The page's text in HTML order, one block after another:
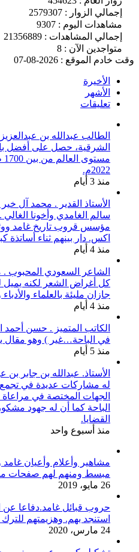
إجمالي الزوار : 2579307
مشاهدات اليوم : 9307
إجمالي المشاهدات : 21356889
متواجدين الآن : 8
وقت خادم الموقع : 2026-08-07
الأخيرة
الأشهر
تعليقات
الطالب عبدالله بن
الشرقية، حصل على
2022م.
منذ 3 أيام
الأستاذ القدير . محمد آل
سالم الغامدي وأخونا
مؤسس قروب تاريخ غامد
اكس. دار بينهم ثناء أساتذة
منذ 4 أيام
الشاعر السعودي المحبوب
كل أغراض الشعر لكنه يميل
جازان مليئة بالعلماء
منذ 4 أيام
الكاتب المتميز . حسن أحمد
في الباحة…غير ) وهو مقال
منذ 5 أيام
الأستاذ. عبدالله بن جابر
له مشاركات عديدة في تجمع
الجهات المختصة في مراعاة
الباحة كما أن له جهود
القضايا.
منذ أسبوع واحد
مشاهير وأعلام وأعيان
مبسط ومنهم لهم صفحات
26 مايو، 2019
حروب قبائل غامد.دفاعا
استنجد بهم. وهزيمتهم
24 مارس، 2020